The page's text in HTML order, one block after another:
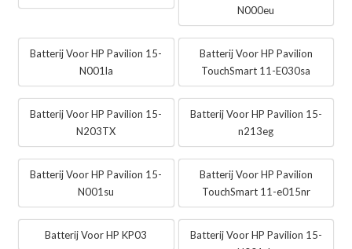
N000eu
Batterij Voor HP Pavilion 15-
N001la
Batterij Voor HP Pavilion
TouchSmart 11-E030sa
Batterij Voor HP Pavilion 15-
N203TX
Batterij Voor HP Pavilion 15-
n213eg
Batterij Voor HP Pavilion 15-
N001su
Batterij Voor HP Pavilion
TouchSmart 11-e015nr
Batterij Voor HP KP03
Batterij Voor HP Pavilion 15-